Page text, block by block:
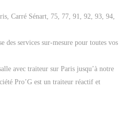
Carré Sénart, 75, 77, 91, 92, 93, 94,
des services sur-mesure pour toutes vos
avec traiteur sur Paris jusqu’à notre
Pro’G est un traiteur réactif et